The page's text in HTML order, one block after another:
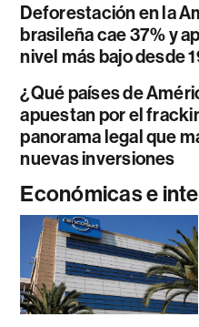
Deforestación en la
brasileña cae 37% y
nivel más bajo desde
¿Qué países de
apuestan por el
panorama legal que
nuevas inversiones
Económicas e